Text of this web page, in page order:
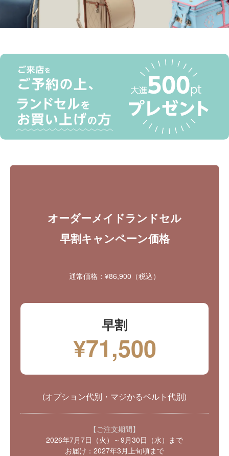
オーダーメイドランドセル
早割キャンペーン価格
通常価格：¥86,900（税込）
早割
¥71,500
(オプション代別・マジかるベルト代別)
【ご注文期間】
2026年7月7日（火）～9月30日（水）まで
お届け：2027年3月上旬頃まで